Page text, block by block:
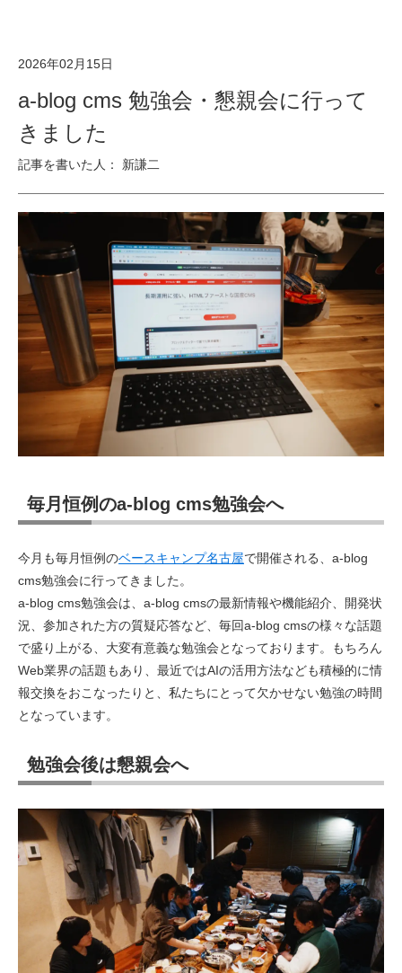
2026年02月15日
a-blog cms 勉強会・懇親会に行って
きました
記事を書いた人： 新謙二
毎月恒例のa-blog cms勉強会へ
今月も毎月恒例のベースキャンプ名古屋で開催される、a-blog
cms勉強会に行ってきました。
a-blog cms勉強会は、a-blog cmsの最新情報や機能紹介、開発状
況、参加された方の質疑応答など、毎回a-blog cmsの様々な話題
で盛り上がる、大変有意義な勉強会となっております。もちろん
Web業界の話題もあり、最近ではAIの活用方法なども積極的に情
報交換をおこなったりと、私たちにとって欠かせない勉強の時間
となっています。
勉強会後は懇親会へ